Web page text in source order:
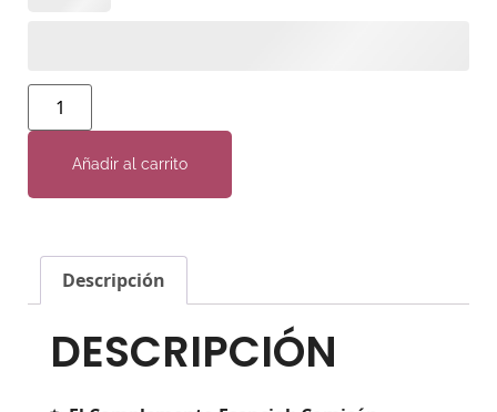
Añadir al carrito
Descripción
DESCRIPCIÓN